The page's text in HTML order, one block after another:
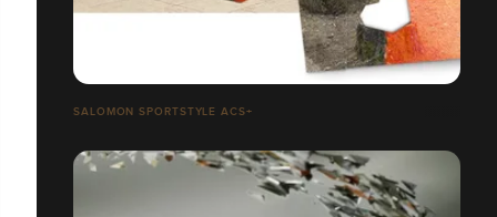
SALOMON SPORTSTYLE ACS+